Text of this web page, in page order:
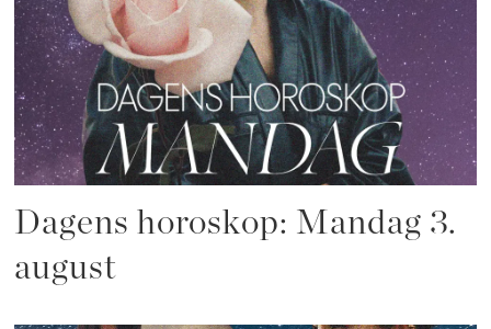
Dagens horoskop: Mandag 3.
august